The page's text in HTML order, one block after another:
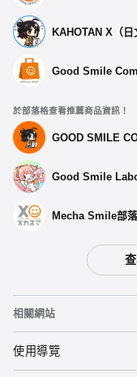
KAHOTAN X（日
Good Smile
於部落格查看推薦商品資訊！
GOOD SMILE
Good Smile Labo
Mecha Smile部落
相關網站
黏土人
使用導覽